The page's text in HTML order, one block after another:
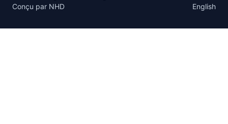
Conçu par NHD English